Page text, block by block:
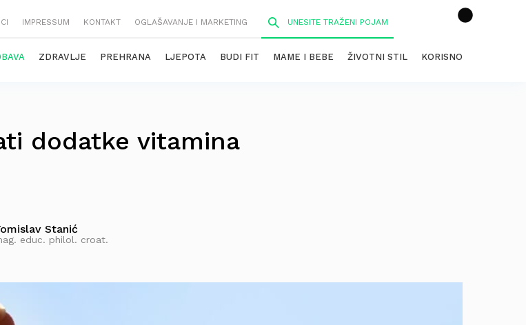
IMPRESSUM KONTAKT OGLAŠAVANJE I MARKETING
ZDRAVLJE PREHRANA LJEPOTA BUDI FIT MAME I BEBE ŽIVOTNI STIL KORISNO
dodatke vitamina
Stanić
educ. philol. croat.